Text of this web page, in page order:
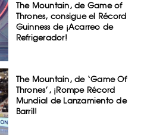
The Mountain, de Game of
Thrones, consigue el Récord
Guinness de ¡Acarreo de
Refrigerador!
The Mountain, de ‘Game Of
Thrones’, ¡Rompe Récord
Mundial de Lanzamiento de
Barril!